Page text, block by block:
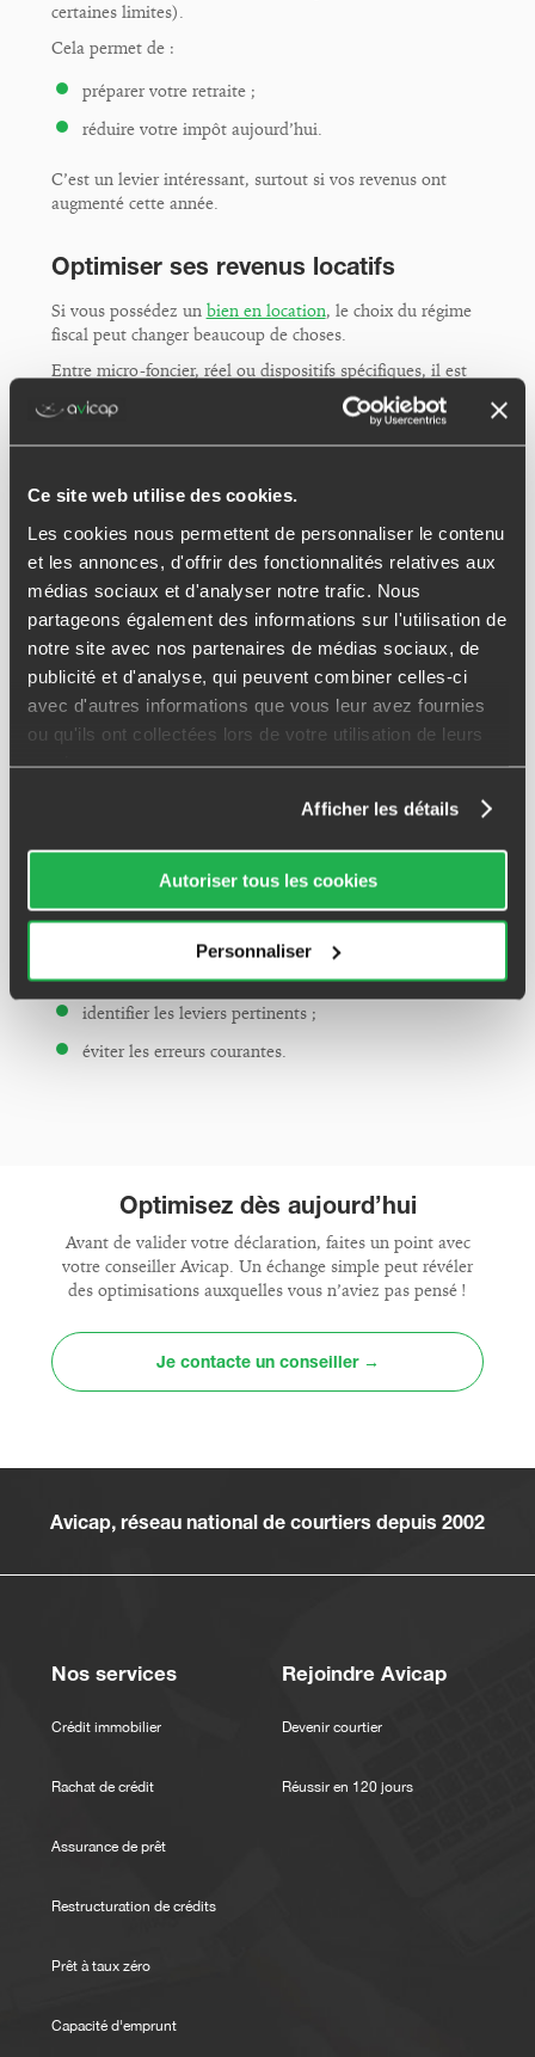
Ce site web utilise des cookies.
Les cookies nous permettent de personnaliser le contenu
et les annonces, d'offrir des fonctionnalités relatives aux
médias sociaux et d'analyser notre trafic. Nous
partageons également des informations sur l'utilisation de
notre site avec nos partenaires de médias sociaux, de
publicité et d'analyse, qui peuvent combiner celles-ci
avec d'autres informations que vous leur avez fournies
ou qu'ils ont collectées lors de votre utilisation de leurs
services.
Afficher les détails
Autoriser tous les cookies
Personnaliser
certaines limites).
Cela permet de :
préparer votre retraite ;
réduire votre impôt aujourd’hui.
C’est un levier intéressant, surtout si vos revenus ont
augmenté cette année.
Optimiser ses revenus locatifs
Si vous possédez un bien en location, le choix du régime
fiscal peut changer beaucoup de choses.
Entre micro-foncier, réel ou dispositifs spécifiques, il est
parfois possible d’optimiser la déclaration… à condition
d’avoir une vision globale.
Un point avec votre conseiller Avicap vous permettra
Anticiper plutôt que subir
L’optimisation fiscale ne se fait pas seulement au moment
de la déclaration. Les décisions prises dans l’année
(épargne, investissement, dons, travaux) ont un impact
direct sur votre imposition.
La déclaration est donc un bon moment pour faire le
point et préparer l’année suivante.
revenus, patrimoine, projets immobiliers… Les solutions
utiles pour votre voisin ne sont pas forcément adaptées
comprendre votre situation fiscale ;
identifier les leviers pertinents ;
éviter les erreurs courantes.
Optimisez dès aujourd’hui
Avant de valider votre déclaration, faites un point avec
votre conseiller Avicap. Un échange simple peut révéler
des optimisations auxquelles vous n’aviez pas pensé !
Je contacte un conseiller →
Avicap, réseau national de courtiers depuis 2002
Nos services
Crédit immobilier
Rachat de crédit
Assurance de prêt
Restructuration de crédits
Prêt à taux zéro
Capacité d'emprunt
Rejoindre Avicap
Devenir courtier
Réussir en 120 jours